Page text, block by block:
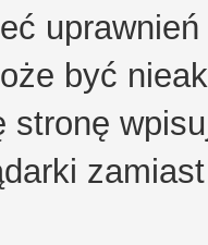
być
stronę